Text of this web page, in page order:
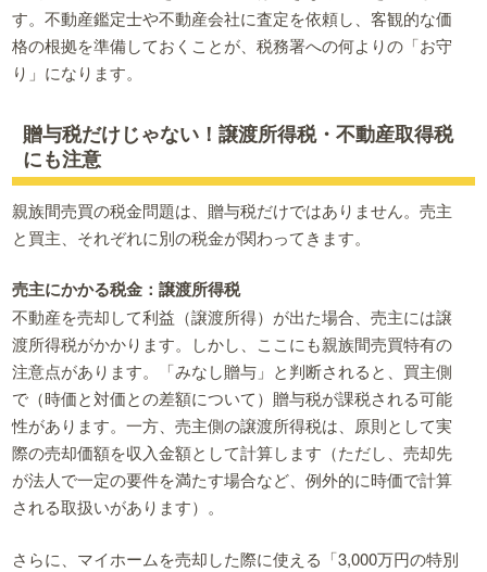
す。不動産鑑定士や不動産会社に査定を依頼し、客観的な価
格の根拠を準備しておくことが、税務署への何よりの「お守
り」になります。
贈与税だけじゃない！譲渡所得税・不動産取得税
にも注意
親族間売買の税金問題は、贈与税だけではありません。売主
と買主、それぞれに別の税金が関わってきます。
売主にかかる税金：譲渡所得税
不動産を売却して利益（譲渡所得）が出た場合、売主には譲
渡所得税がかかります。しかし、ここにも親族間売買特有の
注意点があります。「みなし贈与」と判断されると、買主側
で（時価と対価との差額について）贈与税が課税される可能
性があります。一方、売主側の譲渡所得税は、原則として実
際の売却価額を収入金額として計算します（ただし、売却先
が法人で一定の要件を満たす場合など、例外的に時価で計算
される取扱いがあります）。
さらに、マイホームを売却した際に使える「3,000万円の特別